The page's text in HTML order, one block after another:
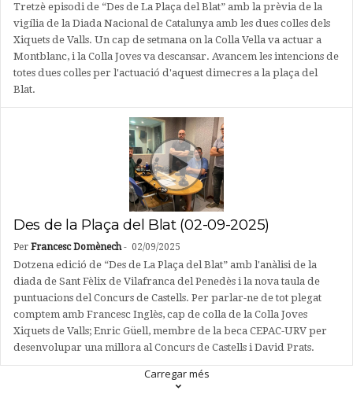
Tretzè episodi de “Des de La Plaça del Blat” amb la prèvia de la
vigília de la Diada Nacional de Catalunya amb les dues colles dels
Xiquets de Valls. Un cap de setmana on la Colla Vella va actuar a
Montblanc, i la Colla Joves va descansar. Avancem les intencions de
totes dues colles per l'actuació d'aquest dimecres a la plaça del
Blat.
Des de la Plaça del Blat (02-09-2025)
Per Francesc Domènech- 02/09/2025
Dotzena edició de “Des de La Plaça del Blat” amb l'anàlisi de la
diada de Sant Fèlix de Vilafranca del Penedès i la nova taula de
puntuacions del Concurs de Castells. Per parlar-ne de tot plegat
comptem amb Francesc Inglès, cap de colla de la Colla Joves
Xiquets de Valls; Enric Güell, membre de la beca CEPAC-URV per
desenvolupar una millora al Concurs de Castells i David Prats.
Carregar més